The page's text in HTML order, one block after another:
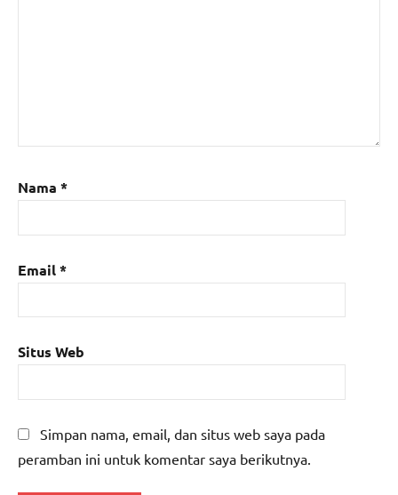
Nama *
Email*
Situs Web
Simpan nama, email, dan situs web saya pada
peramban ini untuk komentar saya berikutnya.